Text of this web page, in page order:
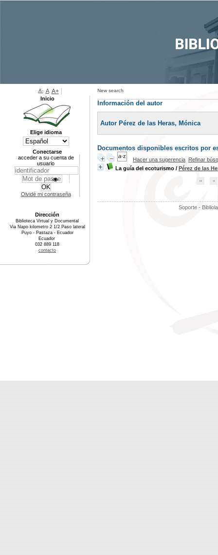
New search
Información del autor
Autor Pérez de las Heras, Mónica
Documentos disponibles escritos por
Hacer una sugerencia Refinar
La guía del ecoturismo / Pérez de las
Soporte -
A- A A+
Inicio
Elige idioma
Conectarse
acceder a su cuenta de
usuario
Olvidé mi contraseña
Dirección
Biblioteca Virtual y Documental
Via Napo kilometro 2 1/2 Paso lateral
Puyo - Pastaza - Ecuador
Ecuador
032 889 118
contacto